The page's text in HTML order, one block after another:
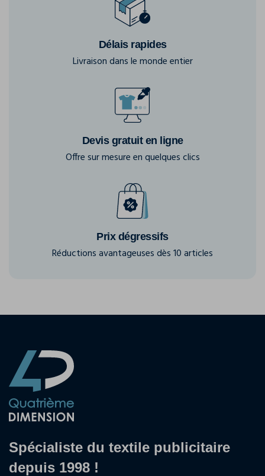
Délais rapides
Livraison dans le monde entier
Devis gratuit en ligne
Offre sur mesure en quelques clics
Prix dégressifs
Réductions avantageuses dès 10 articles
Spécialiste du textile publicitaire
depuis 1998 !